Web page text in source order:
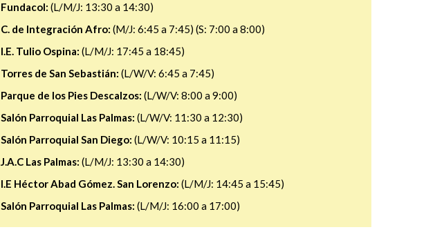
Fundacol: (L/M/J: 13:30 a 14:30)
C. de Integración Afro: (M/J: 6:45 a 7:45) (S: 7:00 a 8:00)
I.E. Tulio Ospina: (L/M/J: 17:45 a 18:45)
Torres de San Sebastián: (L/W/V: 6:45 a 7:45)
Parque de los Pies Descalzos: (L/W/V: 8:00 a 9:00)
Salón Parroquial Las Palmas: (L/W/V: 11:30 a 12:30)
Salón Parroquial San Diego: (L/W/V: 10:15 a 11:15)
J.A.C Las Palmas: (L/M/J: 13:30 a 14:30)
I.E Héctor Abad Gómez. San Lorenzo: (L/M/J: 14:45 a 15:45)
Salón Parroquial Las Palmas: (L/M/J: 16:00 a 17:00)